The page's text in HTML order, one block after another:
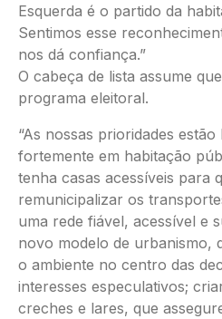
Esquerda é o partido da
Sentimos esse
nos dá confiança.”
O cabeça de lista assume
programa eleitoral.
“As nossas prioridades
fortemente em habitação
tenha casas acessíveis para
remunicipalizar os
uma rede fiável, acessível e
novo modelo de urbanismo,
o ambiente no centro das
interesses especulativos;
creches e lares, que